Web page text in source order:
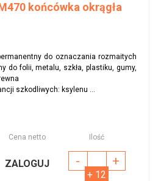
końcówka okrągła
do oznaczania rozmaitych
do folii, metalu, szkła, plastiku, gumy,
szkodliwych: ksylenu ...
Cena netto Ilość
ZALOGUJ - +
+ 12